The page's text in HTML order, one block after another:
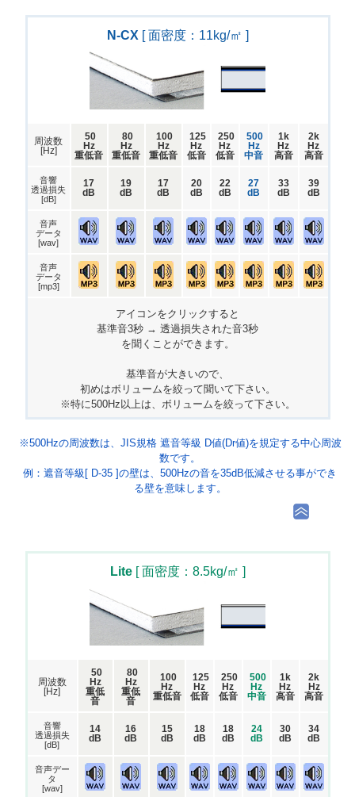
N-CX [ 面密度：11kg/㎡ ]
周波数
[Hz]
50
Hz
重低音
80
Hz
重低音
100
Hz
重低音
125
Hz
低音
250
Hz
低音
500
Hz
中音
1k
Hz
高音
2k
Hz
高音
音響
透過損失
[dB]
17
dB
19
dB
17
dB
20
dB
22
dB
27
dB
33
dB
39
dB
音声
データ
[wav]
音声
データ
[mp3]
アイコンをクリックすると
基準音3秒 → 透過損失された音3秒
を聞くことができます。
基準音が大きいので、
初めはボリュームを絞って聞いて下さい。
※特に500Hz以上は、ボリュームを絞って下さい。
※500Hzの周波数は、JIS規格 遮音等級 D値(Dr値)を規定する中心周波
数です。
例：遮音等級[ D-35 ]の壁は、500Hzの音を35dB低減させる事ができ
る壁を意味します。
Lite[ 面密度：8.5kg/㎡ ]
周波数
[Hz]
50
Hz
重低
音
80
Hz
重低
音
100
Hz
重低音
125
Hz
低音
250
Hz
低音
500
Hz
中音
1k
Hz
高音
2k
Hz
高音
音響
透過損失
[dB]
14
dB
16
dB
15
dB
18
dB
18
dB
24
dB
30
dB
34
dB
音声デー
タ
[wav]